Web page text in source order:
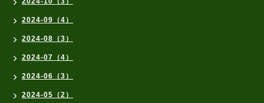
2024-09（4）
2024-08（3）
2024-07（4）
2024-06（3）
2024-05（2）